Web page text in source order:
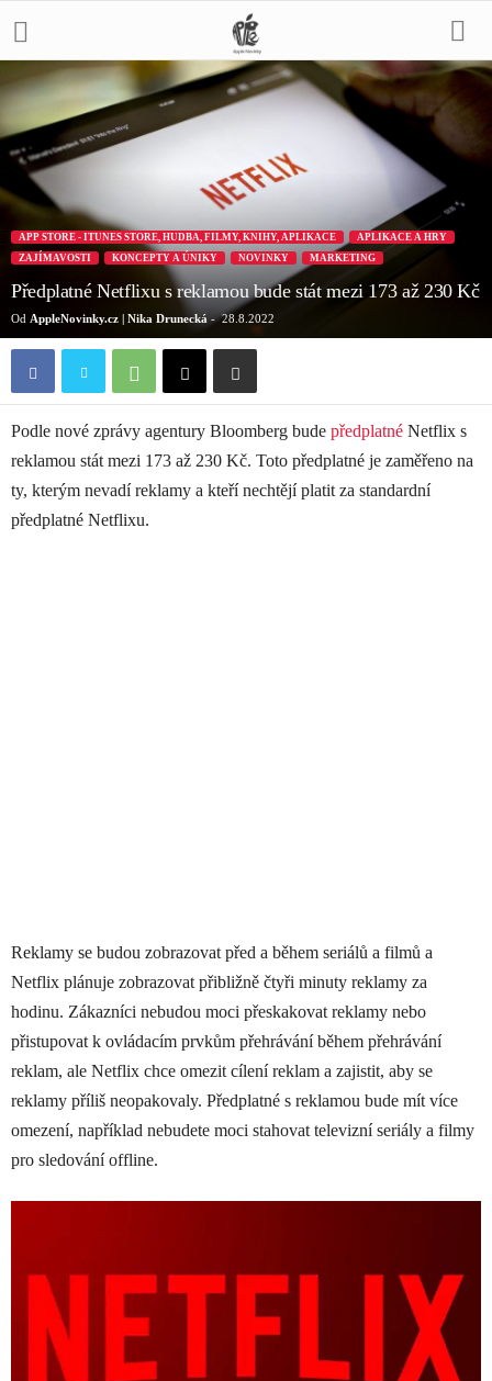
APP STORE - ITUNES STORE, HUDBA, FILMY, KNIHY, APLIKACE
APLIKACE A HRY
ZAJÍMAVOSTI
KONCEPTY A ÚNIKY NOVINKY MARKETING
Předplatné Netflixu s reklamou bude stát mezi 173 až 230 Kč
Od AppleNovinky.cz | Nika Drunecká- 28.8.2022
Podle nové zprávy agentury Bloomberg bude předplatné Netflix s
reklamou stát mezi 173 až 230 Kč. Toto předplatné je zaměřeno na
ty, kterým nevadí reklamy a kteří nechtějí platit za standardní
předplatné Netflixu.
Reklamy se budou zobrazovat před a během seriálů a filmů a
Netflix plánuje zobrazovat přibližně čtyři minuty reklamy za
hodinu. Zákazníci nebudou moci přeskakovat reklamy nebo
přistupovat k ovládacím prvkům přehrávání během přehrávání
reklam, ale Netflix chce omezit cílení reklam a zajistit, aby se
reklamy příliš neopakovaly. Předplatné s reklamou bude mít více
omezení, například nebudete moci stahovat televizní seriály a filmy
pro sledování offline.